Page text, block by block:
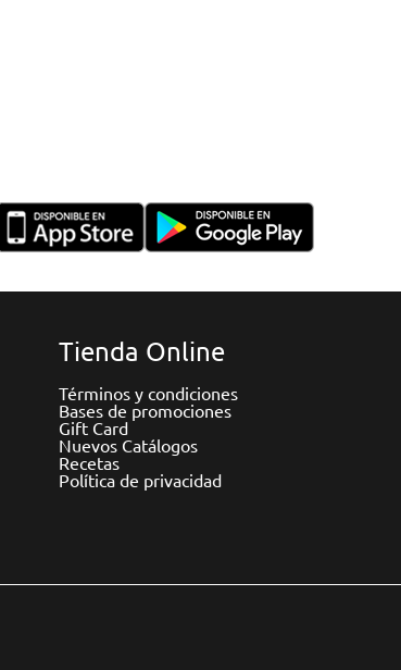
Tienda Online
Términos y condiciones
Bases de promociones
Gift Card
Nuevos Catálogos
Recetas
Política de privacidad